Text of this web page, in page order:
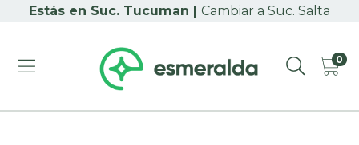
Cambiar a Suc. Salta
0